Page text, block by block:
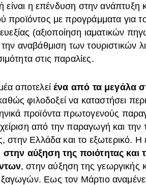
είναι η επένδυση στην ανάπτυξη
προϊόντος με προγράμματα για
(αξιοποίηση ιαματικών
αναβάθμιση των τουριστικών
στις παραλίες.
αποτελείένα από τα μεγάλα
φιλοδοξεί να καταστήσει
προϊόντα πρωτογενούς
από την παραγωγή και την
στην Ελλάδα και το εξωτερικό.
στην αύξηση της ποιότητας και
, στην αύξηση της γεωργικής
Εως τον Μάρτιο